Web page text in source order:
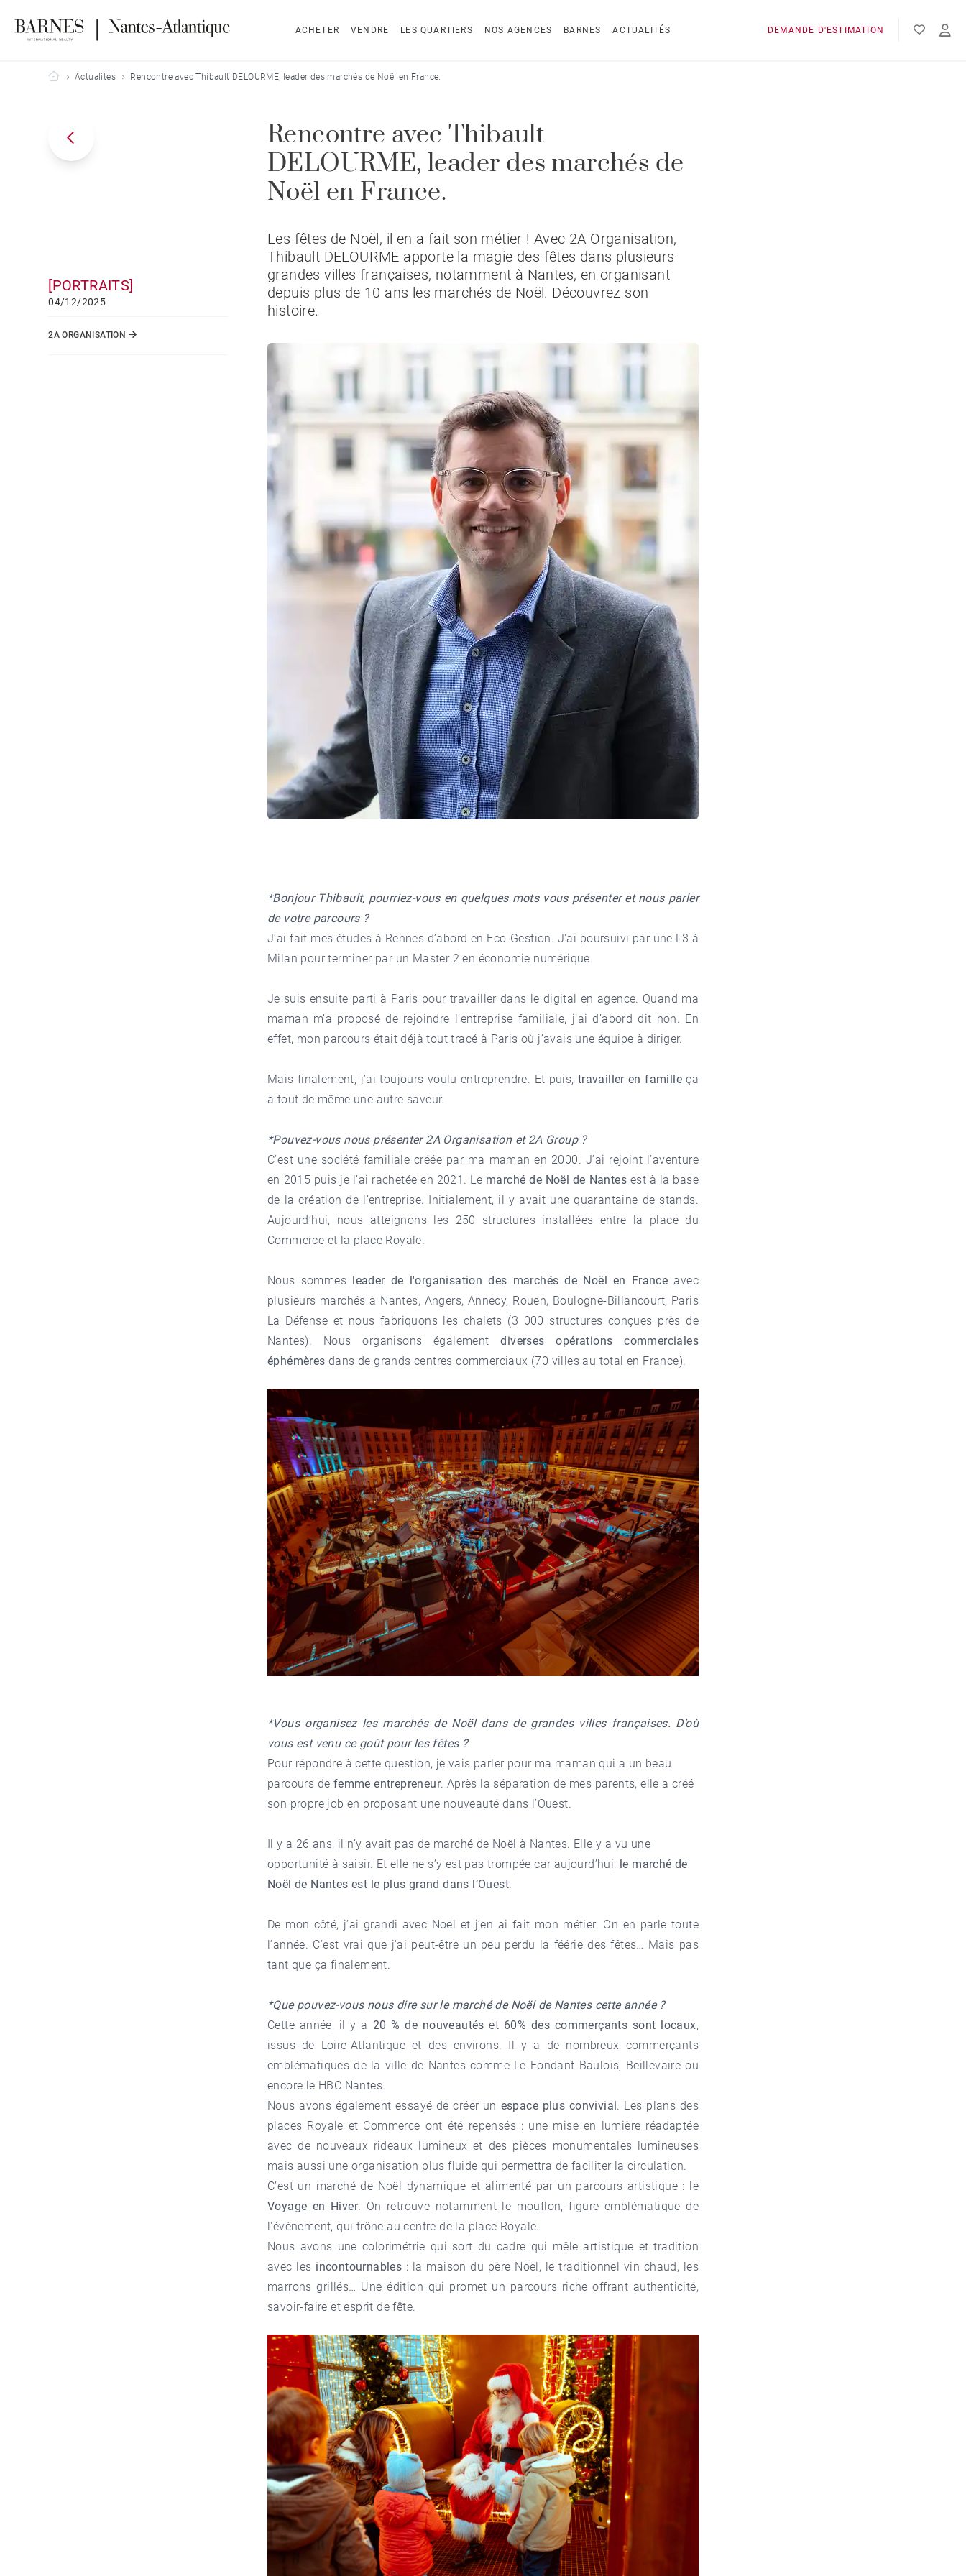
ACHETER VENDRE LES QUARTIERS NOS AGENCES BARNES ACTUALITÉS DEMANDE D'ESTIMATION
Barnes Nantes-Atlantique
Actualités Rencontre avec Thibault DELOURME, leader des marchés de Noël en France.
[PORTRAITS]
04/12/2025
2A ORGANISATION
Rencontre avec Thibault
DELOURME, leader des marchés de
Noël en France.
Les fêtes de Noël, il en a fait son métier ! Avec 2A Organisation,
Thibault DELOURME apporte la magie des fêtes dans plusieurs
grandes villes françaises, notamment à Nantes, en organisant
depuis plus de 10 ans les marchés de Noël. Découvrez son
histoire.
*Bonjour Thibault, pourriez-vous en quelques mots vous présenter et nous parler
de votre parcours ?
J’ai fait mes études à Rennes d’abord en Eco-Gestion. J'ai poursuivi par une L3 à
Milan pour terminer par un Master 2 en économie numérique.
Je suis ensuite parti à Paris pour travailler dans le digital en agence. Quand ma
maman m’a proposé de rejoindre l’entreprise familiale, j’ai d’abord dit non. En
effet, mon parcours était déjà tout tracé à Paris où j’avais une équipe à diriger.
Mais finalement, j’ai toujours voulu entreprendre. Et puis, travailler en familleça
a tout de même une autre saveur.
*Pouvez-vous nous présenter 2A Organisation et 2A Group ?
C’est une société familiale créée par ma maman en 2000. J’ai rejoint l’aventure
en 2015 puis je l’ai rachetée en 2021. Le marché de Noël de Nantesest à la base
de la création de l’entreprise. Initialement, il y avait une quarantaine de stands.
Aujourd’hui, nous atteignons les 250 structures installées entre la place du
Commerce et la place Royale.
Nous sommes leader de l'organisation des marchés de Noël en France avec
plusieurs marchés à Nantes, Angers, Annecy, Rouen, Boulogne-Billancourt, Paris
La Défense et nous fabriquons les chalets (3 000 structures conçues près de
Nantes). Nous organisons égalementdiverses opérations commerciales
éphémèresdans de grands centres commerciaux (70 villes au total en France).
*Vous organisez les marchés de Noël dans de grandes villes françaises. D’où
vous est venu ce goût pour les fêtes ?
Pour répondre à cette question, je vais parler pour ma maman qui a un beau
parcours de femme entrepreneur. Après la séparation de mes parents, elle a créé
son propre job en proposant une nouveauté dans l’Ouest.
Il y a 26 ans, il n’y avait pas de marché de Noël à Nantes. Elle y a vu une
opportunité à saisir. Et elle ne s’y est pas trompée car aujourd’hui, le marché de
Noël de Nantes est le plus grand dans l’Ouest.
De mon côté, j’ai grandi avec Noël et j’en ai fait mon métier. On en parle toute
l’année. C’est vrai que j'ai peut-être un peu perdu la féérie des fêtes… Mais pas
tant que ça finalement.
*Que pouvez-vous nous dire sur le marché de Noël de Nantes cette année ?
Cette année, il y a 20 % de nouveautés et 60% des commerçants sont locaux,
issus de Loire-Atlantique et des environs. Il y a de nombreux commerçants
emblématiques de la ville de Nantes comme Le Fondant Baulois, Beillevaire ou
encore le HBC Nantes.
Nous avons également essayé de créer un espace plus convivial. Les plans des
places Royale et Commerce ont été repensés : une mise en lumière réadaptée
avec de nouveaux rideaux lumineux et des pièces monumentales lumineuses
mais aussi une organisation plus fluide qui permettra de faciliter la circulation.
C’est un marché de Noël dynamique et alimenté par un parcours artistique : le
Voyage en Hiver. On retrouve notamment le mouflon, figure emblématique de
l'évènement, qui trône au centre de la place Royale.
Nous avons une colorimétrie qui sort du cadre qui mêle artistique et tradition
avec les incontournables : la maison du père Noël, le traditionnel vin chaud, les
marrons grillés… Une édition qui promet un parcours riche offrant authenticité,
savoir-faire et esprit de fête.